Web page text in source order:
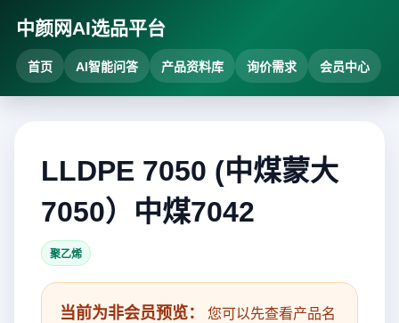
中颜网AI选品平台
首页 AI智能问答 产品资料库 询价需求 会员中心
LLDPE 7050 (中煤蒙大
7050）中煤7042
聚乙烯
当前为非会员预览：
您可以先查看产品名